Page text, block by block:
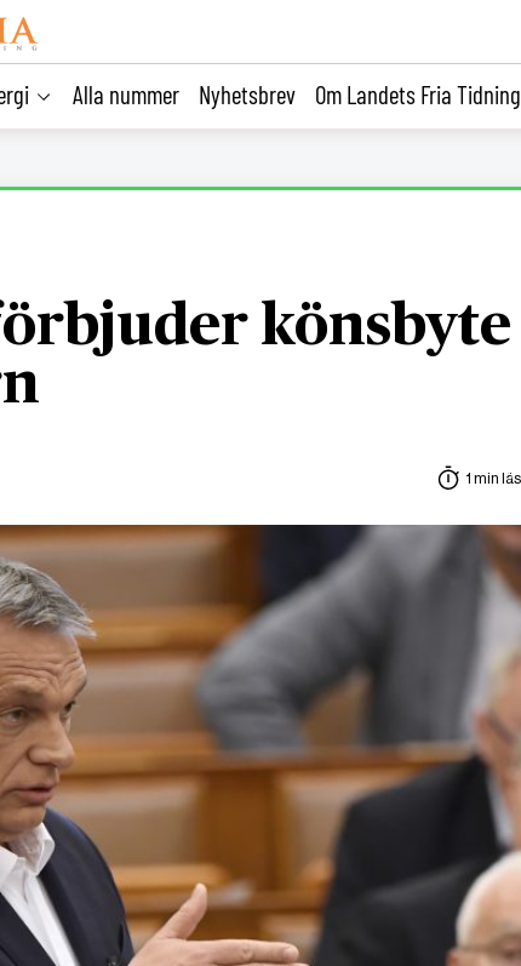
Alla nummer Nyhetsbrev Om Landets Fria Tidning
könsbyte
1 min